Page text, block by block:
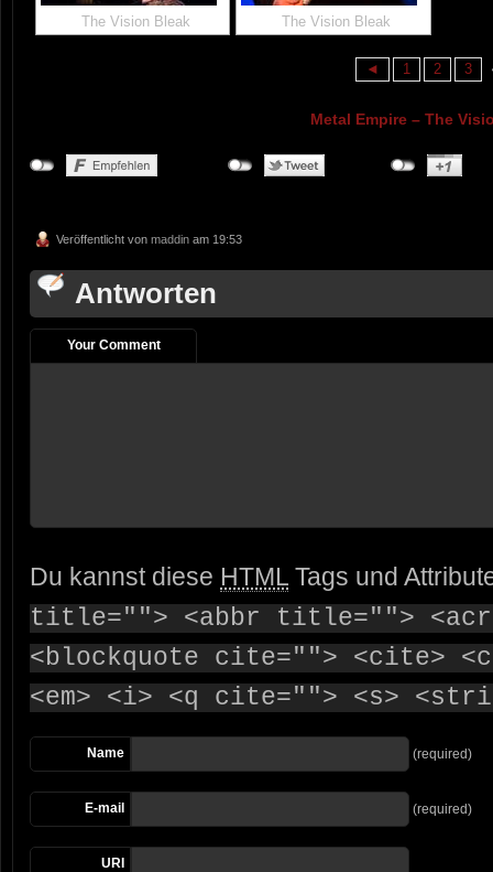
The Vision Bleak The Vision Bleak
◄ 1 2 3
Metal Empire – The
Veröffentlicht von maddin am 19:53
Antworten
Your Comment
Du kannst diese HTML Tags und
title=""> <abbr title="">
<blockquote cite=""> <cite>
<em> <i> <q cite=""> <s>
Name (required)
E-mail (required)
URI